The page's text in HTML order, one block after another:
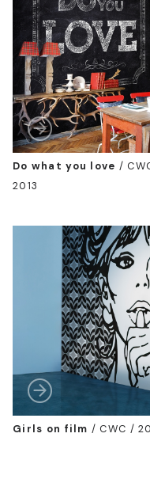
Do what you love /
2013
Girls on film /CWC /